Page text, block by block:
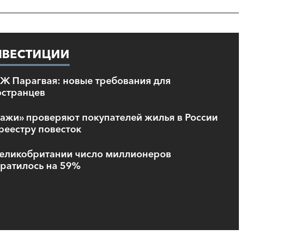
Парагвая: новые требования для
проверяют покупателей жилья в России
повесток
число миллионеров
на 59%